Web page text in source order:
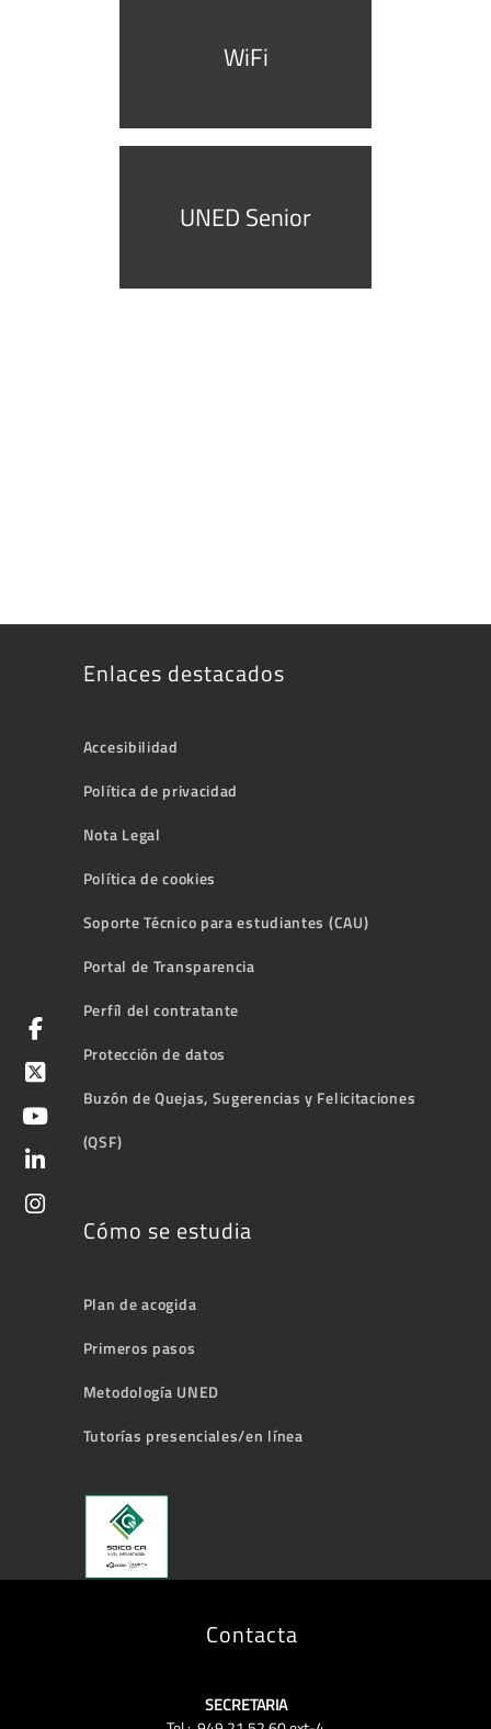
WiFi
UNED Senior
Enlaces destacados
Accesibilidad
Política de privacidad
Nota Legal
Política de cookies
Soporte Técnico para estudiantes (CAU)
Portal de Transparencia
Perfíl del contratante
Protección de datos
Buzón de Quejas, Sugerencias y Felicitaciones
(QSF)
Cómo se estudia
Plan de acogida
Primeros pasos
Metodología UNED
Tutorías presenciales/en línea
Contacta
SECRETARIA